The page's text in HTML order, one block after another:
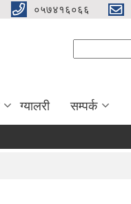
०५७४१६०६६
ग्यालरी सम्पर्क